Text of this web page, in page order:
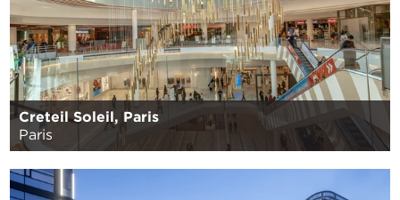
Creteil Soleil, Paris
Paris